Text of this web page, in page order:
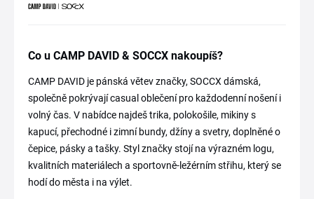
Co u CAMP DAVID & SOCCX nakoupíš?
CAMP DAVID je pánská větev značky, SOCCX dámská,
společně pokrývají casual oblečení pro každodenní nošení i
volný čas. V nabídce najdeš trika, polokošile, mikiny s
kapucí, přechodné i zimní bundy, džíny a svetry, doplněné o
čepice, pásky a tašky. Styl značky stojí na výrazném logu,
kvalitních materiálech a sportovně-ležérním střihu, který se
hodí do města i na výlet.